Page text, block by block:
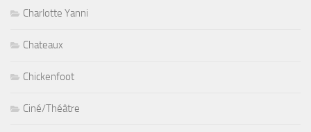
Charlotte Yanni
Chateaux
Chickenfoot
Ciné/Théâtre